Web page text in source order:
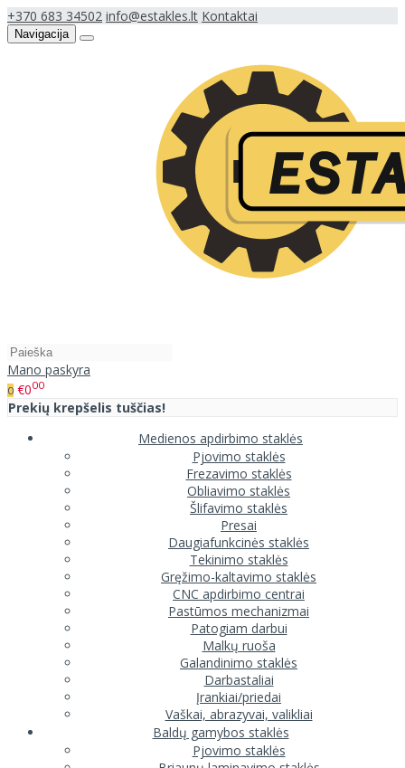
+370 683 34502 info@estakles.lt Kontaktai
Navigacija
Mano paskyra
0 €000
Prekių krepšelis tuščias!
Medienos apdirbimo staklės
Pjovimo staklės
Frezavimo staklės
Obliavimo staklės
Šlifavimo staklės
Presai
Daugiafunkcinės staklės
Tekinimo staklės
Gręžimo-kaltavimo staklės
CNC apdirbimo centrai
Pastūmos mechanizmai
Patogiam darbui
Malkų ruoša
Galandinimo staklės
Darbastaliai
Įrankiai/priedai
Vaškai, abrazyvai, valikliai
Baldų gamybos staklės
Pjovimo staklės